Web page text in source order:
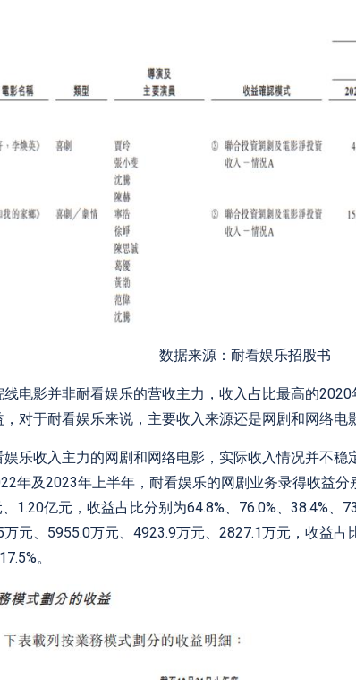
数据来源：耐看娱乐招股书
线电影并非耐看娱乐的营收主力，收入占比最高的
对于耐看娱乐来说，主要收入来源还是网剧和网络电
乐收入主力的网剧和网络电影，实际收入情况并不稳
年及2023年上半年，耐看娱乐的网剧业务录得收益分
1.20亿元，收益占比分别为64.8%、76.0%、38.4%、
万元、5955.0万元、4923.9万元、2827.1万元，收益占
。